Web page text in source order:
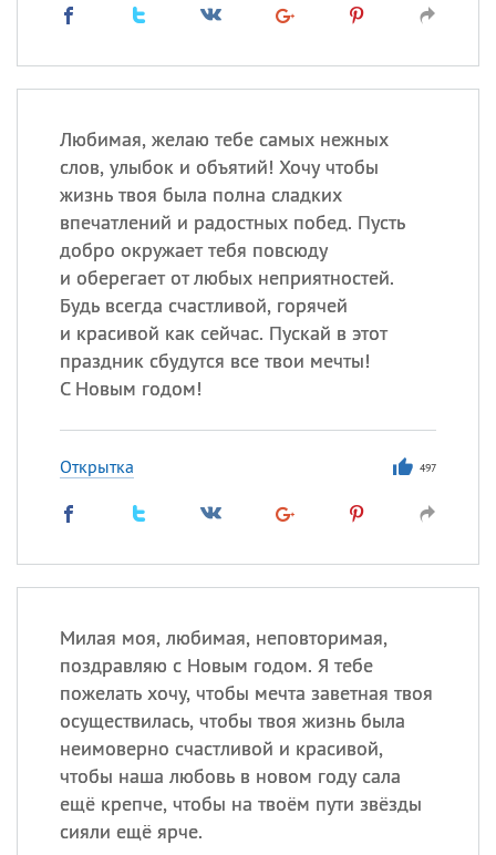
Любимая, желаю тебе самых нежных
слов, улыбок и объятий! Хочу чтобы
жизнь твоя была полна сладких
впечатлений и радостных побед. Пусть
добро окружает тебя повсюду
и оберегает от любых неприятностей.
Будь всегда счастливой, горячей
и красивой как сейчас. Пускай в этот
праздник сбудутся все твои мечты!
С Новым годом!
Открытка 497
Милая моя, любимая, неповторимая,
поздравляю с Новым годом. Я тебе
пожелать хочу, чтобы мечта заветная твоя
осуществилась, чтобы твоя жизнь была
неимоверно счастливой и красивой,
чтобы наша любовь в новом году сала
ещё крепче, чтобы на твоём пути звёзды
сияли ещё ярче.